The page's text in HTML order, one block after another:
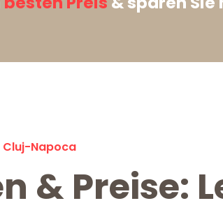
Cluj-Napoca
& Preise: